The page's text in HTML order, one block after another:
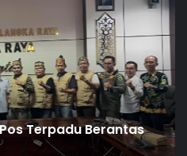
Terpadu Berantas